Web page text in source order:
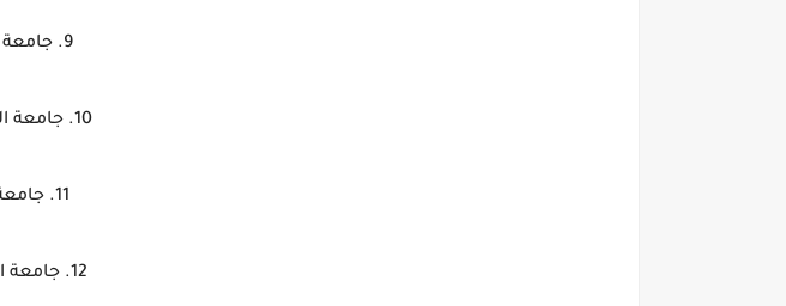
9. جامعة حلوان الأهلية.
10. جامعة المنصورة الأهلية.
11. جامعة بنها الأهلية.
12. جامعة المنوفية الأهلية.